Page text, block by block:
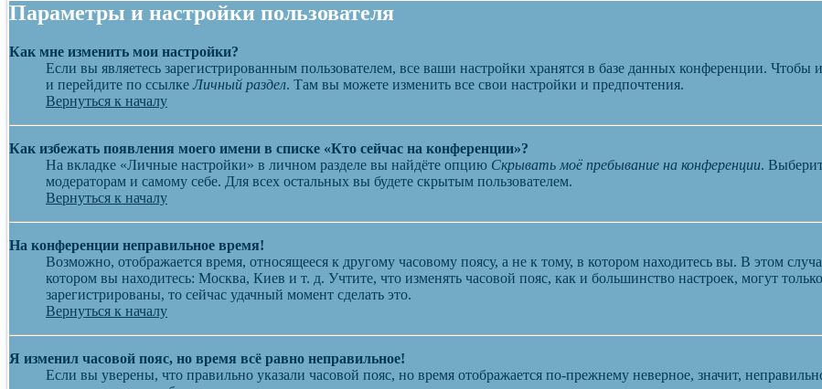
Параметры и настройки пользователя
Как мне изменить мои настройки?
Если вы являетесь зарегистрированным пользователем, все ваши настройки хранятся в базе данных конференции.
и перейдите по ссылкеЛичный раздел. Там вы можете изменить все свои настройки и предпочтения.
Вернуться к началу
Как избежать появления моего имени в списке «Кто сейчас на конференции»?
На вкладке «Личные настройки» в личном разделе вы найдёте опцию Скрывать моё пребывание на конференции.
модераторам и самому себе. Для всех остальных вы будете скрытым пользователем.
Вернуться к началу
На конференции неправильное время!
Возможно, отображается время, относящееся к другому часовому поясу, а не к тому, в котором находитесь вы. В этом
котором вы находитесь: Москва, Киев и т. д. Учтите, что изменять часовой пояс, как и большинство настроек, могут
зарегистрированы, то сейчас удачный момент сделать это.
Вернуться к началу
Я изменил часовой пояс, но время всё равно неправильное!
Если вы уверены, что правильно указали часовой пояс, но время отображается по-прежнему неверное, значит,